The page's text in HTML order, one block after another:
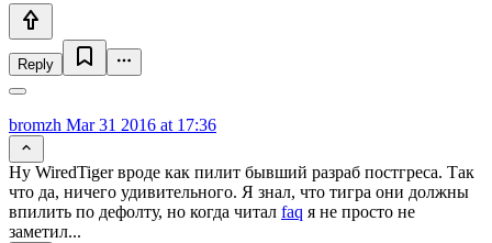
Reply
bromzh Mar 31 2016 at 17:36
Ну WiredTiger вроде как пилит бывший разраб постгреса. Так
что да, ничего удивительного. Я знал, что тигра они должны
впилить по дефолту, но когда читал faq я не просто не
заметил...